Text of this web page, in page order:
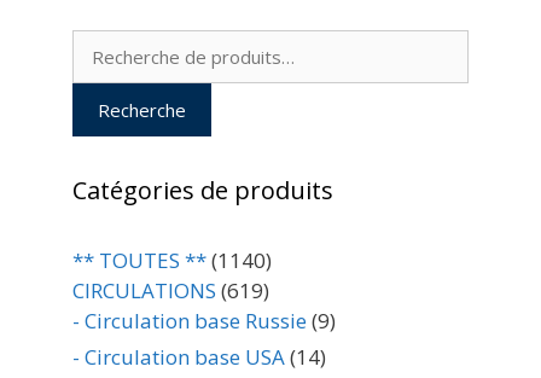
Recherche
Recherche
Catégories de produits
** TOUTES **(1140)
CIRCULATIONS (619)
- Circulation base Russie(9)
- Circulation base USA(14)